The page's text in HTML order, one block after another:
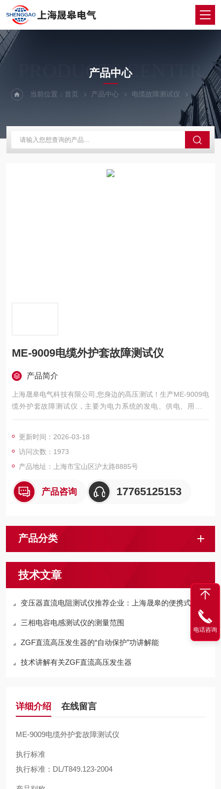
PRODUCTS CENTER
产品中心
当前位置：首页 产品中心 电缆故障测试仪 电缆故
ME-9009电缆外护套故障测试仪
产品简介
上海晟皋电气科技有限公司,您身边的高压测试！生产ME-9009电
缆外护套故障测试仪，主要为电力系统的发电、供电、用电部
门，科研机构与电力设备相关的生产企业，提供的高压试验设备
更新时间：2026-03-18
访问次数：1973
产品地址：上海市宝山区沪太路8885号
产品咨询 17765125153
产品分类
技术文章
变压器直流电阻测试仪推荐企业：上海晟皋的便携式设计适配多场景测试
三相电容电感测试仪的测量范围
ZGF直流高压发生器的“自动保护”功讲解能
技术讲解有关ZGF直流高压发生器
详细介绍 在线留言
ME-9009电缆外护套故障测试仪
执行标准
执行标准：DL/T849.123-2004
电话咨询